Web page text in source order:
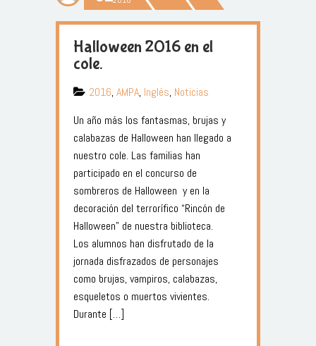
Halloween 2016 en el
cole.
2016, AMPA, Inglés, Noticias
Un año más los fantasmas, brujas y
calabazas de Halloween han llegado a
nuestro cole. Las familias han
participado en el concurso de
sombreros de Halloween y en la
decoración del terrorífico “Rincón de
Halloween” de nuestra biblioteca.
Los alumnos han disfrutado de la
jornada disfrazados de personajes
como brujas, vampiros, calabazas,
esqueletos o muertos vivientes.
Durante […]